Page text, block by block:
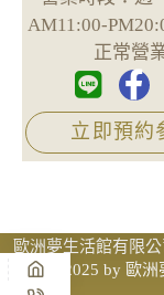
AM11:00-
正常營
立即預約
歐洲夢生活館有限
2025 by 歐